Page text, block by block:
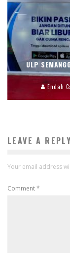
ULP
Endah
LEAVE A REPLY
Your email address
Comment*